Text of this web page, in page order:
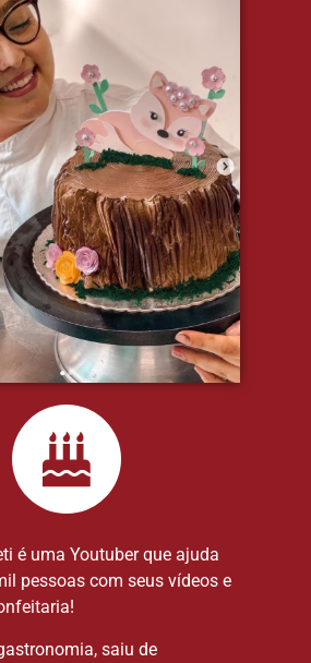
é uma Youtuber que ajuda
pessoas com seus vídeos e
saiu de